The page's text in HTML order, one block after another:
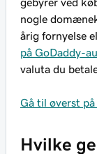
nogle
årig fornyelse
på GoDaddy-
valuta du
Gå til øverst på
Hvilke